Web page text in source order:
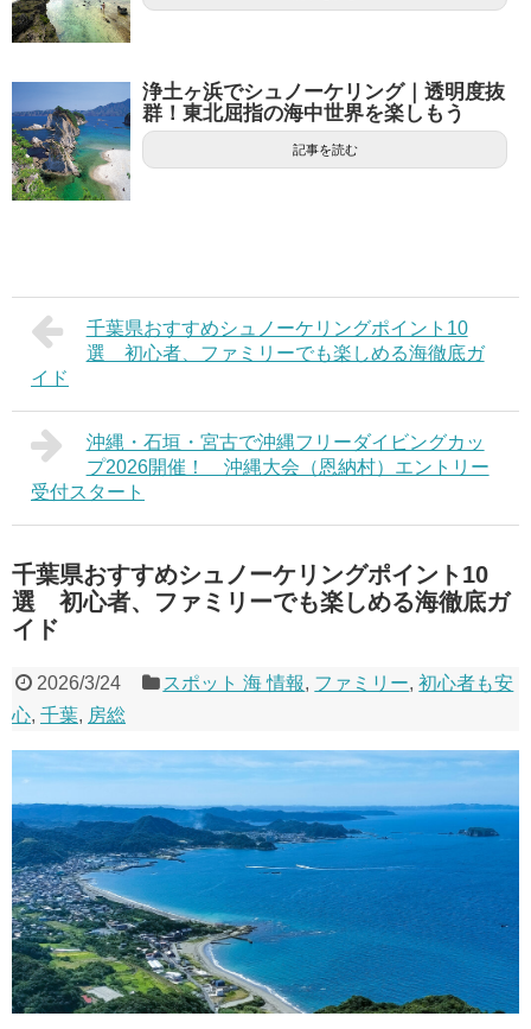
浄土ヶ浜でシュノーケリング｜透明度抜
群！東北屈指の海中世界を楽しもう
記事を読む
千葉県おすすめシュノーケリングポイント10
選 初心者、ファミリーでも楽しめる海徹底ガ
イド
沖縄・石垣・宮古で沖縄フリーダイビングカッ
プ2026開催！ 沖縄大会（恩納村）エントリー
受付スタート
千葉県おすすめシュノーケリングポイント10
選 初心者、ファミリーでも楽しめる海徹底ガ
イド
2026/3/24 スポット 海 情報, ファミリー,初心者も安
心, 千葉, 房総